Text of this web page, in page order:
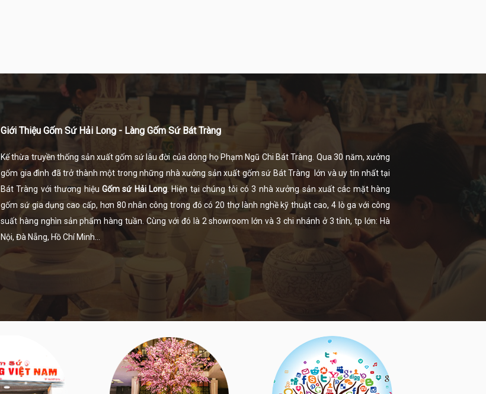
Giới Thiệu Gốm Sứ Hải Long - Làng Gốm Sứ Bát Tràng
Kế thừa truyền thống sản xuất gốm sứ lâu đời của dòng họ Phạm Ngũ Chi Bát Tràng. Qua 30 năm, xưởng
gốm gia đình đã trở thành một trong những nhà xưởng sản xuấtgốm sứ Bát Tràng lớn và uy tín nhất tại
Bát Tràng với thương hiệu Gốm sứ Hải Long. Hiện tại chúng tôi có 3 nhà xưởng sản xuất các mặt hàng
gốm sứ gia dụng cao cấp, hơn 80 nhân công trong đó có 20 thợ lành nghề kỹ thuật cao, 4 lò ga với công
suất hàng nghìn sản phẩm hàng tuần. Cùng với đó là 2 showroom lớn và 3 chi nhánh ở 3 tỉnh, tp lớn: Hà
Nội, Đà Nẵng, Hồ Chí Minh...